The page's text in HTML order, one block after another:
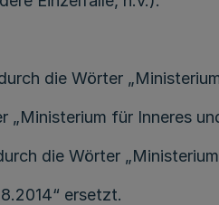
die Wörter
für Inneres
die Wörter
ersetzt.